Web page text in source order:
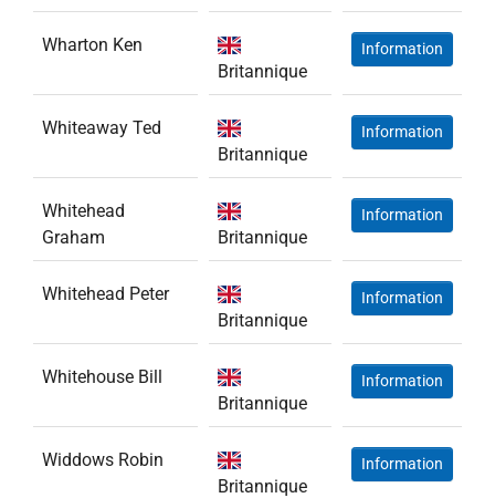
Wharton Ken
Britannique
Information
Whiteaway Ted
Britannique
Information
Whitehead
Graham
Britannique
Information
Whitehead Peter
Britannique
Information
Whitehouse Bill
Britannique
Information
Widdows Robin
Britannique
Information